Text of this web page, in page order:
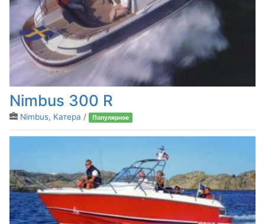
Nimbus 300 R
Nimbus, Катера / Популярное